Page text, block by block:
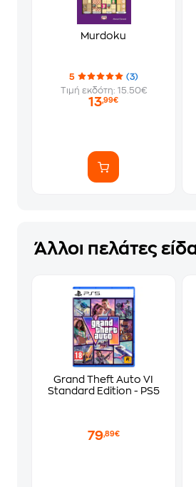
Murdoku
5
(3)
Τιμή εκδότη: 15.50€
13,99€
Άλλοι πελάτες
Grand Theft Auto VI
Standard Edition - PS5
79,89€